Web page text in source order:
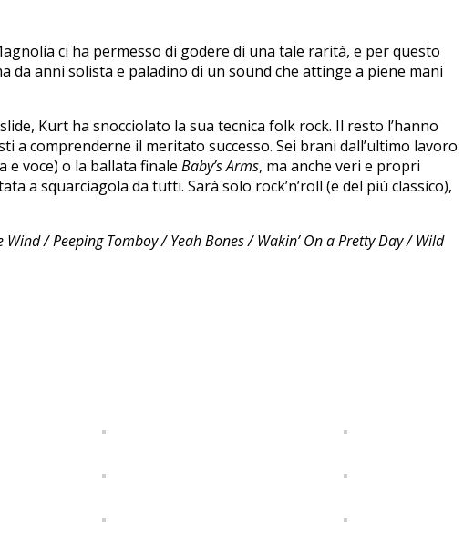
ci ha permesso di godere di una tale rarità, e per questo
da anni solista e paladino di un sound che attinge a piene mani
Kurt ha snocciolato la sua tecnica folk rock. Il resto l’hanno
a comprenderne il meritato successo. Sei brani dall’ultimo lavoro
e voce) o la ballata finale Baby’s Arms, ma anche veri e propri
a squarciagola da tutti. Sarà solo rock’n’roll (e del più classico),
/ Peeping Tomboy / Yeah Bones / Wakin’ On a Pretty Day / Wild